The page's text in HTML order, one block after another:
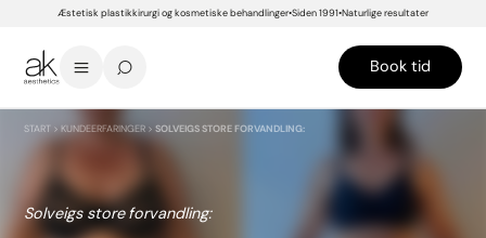
Æstetisk plastikkirurgi og kosmetiske behandlinger Siden 1991 Naturlige resultater
Book tid
START > KUNDEERFARINGER >SOLVEIGS STORE FORVANDLING:
Solveigs store forvandling: